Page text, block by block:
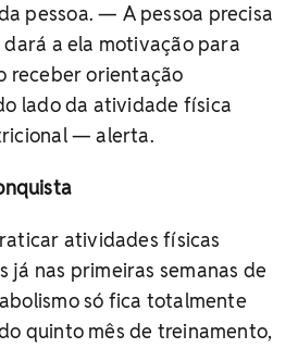
pessoa. — A pessoa precisa
a ela motivação para
receber orientação
lado da atividade física
— alerta.
atividades físicas
já nas primeiras semanas de
só fica totalmente
quinto mês de treinamento,